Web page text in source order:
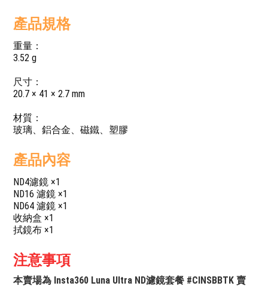
產品規格
重量：
3.52 g
尺寸：
20.7 × 41 × 2.7 mm
材質：
玻璃、鋁合金、磁鐵、塑膠
產品內容
ND4濾鏡 ×1
ND16 濾鏡 ×1
ND64 濾鏡 ×1
收納盒 ×1
拭鏡布 ×1
注意事項
本賣場為 Insta360 Luna Ultra ND濾鏡套餐 #CINSBBTK 賣